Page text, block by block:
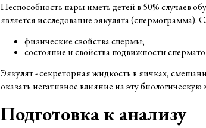
Неспособность пары иметь детей в 50% случаев
является исследование эякулята (спермограмма).
физические свойства спермы;
состояние и свойства подвижности
Эякулят - секреторная жидкость в яичках,
оказать негативное влияние на эту биологическую
Подготовка к анализу